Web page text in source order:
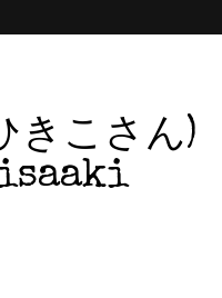
きこさん)